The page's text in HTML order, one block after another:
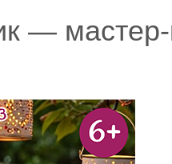
— мастер-